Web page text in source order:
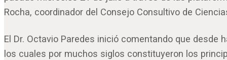
Rocha, coordinador del Consejo Consultivo de
El Dr. Octavio Paredes inició comentando que
los cuales por muchos siglos constituyeron los